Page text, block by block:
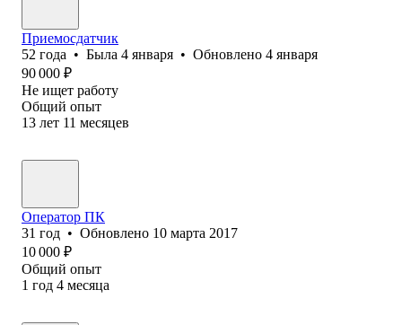
Приемосдатчик
52 года • Была 4 января • Обновлено 4 января
90 000 ₽
Не ищет работу
Общий опыт
13 лет 11 месяцев
Оператор ПК
31 год • Обновлено 10 марта 2017
10 000 ₽
Общий опыт
1 год 4 месяца